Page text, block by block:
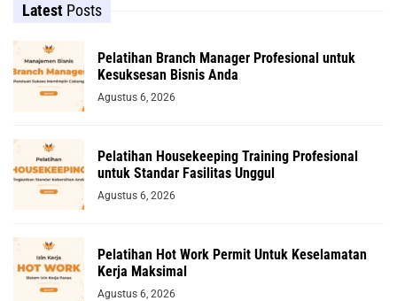
Latest Posts
Pelatihan Branch Manager Profesional untuk
Kesuksesan Bisnis Anda
Agustus 6, 2026
Pelatihan Housekeeping Training Profesional
untuk Standar Fasilitas Unggul
Agustus 6, 2026
Pelatihan Hot Work Permit Untuk Keselamatan
Kerja Maksimal
Agustus 6, 2026